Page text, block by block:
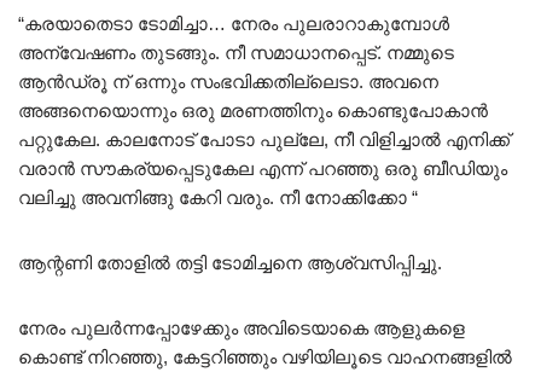
“കരയാതെടാ ടോമിച്ചാ… നേരം പുലരാറാകുമ്പോൾ
അന്വേഷണം തുടങ്ങും. നീ സമാധാനപ്പെട്. നമ്മുടെ
ആൻഡ്രൂ ന് ഒന്നും സംഭവിക്കതില്ലെടാ. അവനെ
അങ്ങനെയൊന്നും ഒരു മരണത്തിനും കൊണ്ടുപോകാൻ
പറ്റുകേല. കാലനോട് പോടാ പുല്ലേ, നീ വിളിച്ചാൽ എനിക്ക്
വരാൻ സൗകര്യപ്പെടുകേല എന്ന് പറഞ്ഞു ഒരു ബീഡിയും
വലിച്ചു അവനിങ്ങു കേറി വരും. നീ നോക്കിക്കോ “
ആന്റണി തോളിൽ തട്ടി ടോമിച്ചനെ ആശ്വസിപ്പിച്ചു.
നേരം പുലർന്നപ്പോഴേക്കും അവിടെയാകെ ആളുകളെ
കൊണ്ട് നിറഞ്ഞു, കേട്ടറിഞ്ഞും വഴിയിലൂടെ വാഹനങ്ങളിൽ